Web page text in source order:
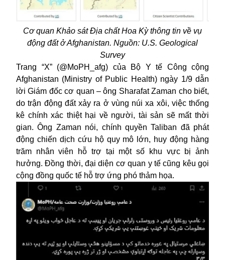
Cơ quan Khảo sát Địa chất Hoa Kỳ thông tin về vụ
động đất ở Afghanistan. Nguồn: U.S. Geological
Survey
Trang “X” (@MoPH_afg) của Bộ Y tế Công cộng
Afghanistan (Ministry of Public Health) ngày 1/9 dẫn
lời Giám đốc cơ quan – ông Sharafat Zaman cho biết,
do trận động đất xảy ra ở vùng núi xa xôi, việc thống
kê chính xác thiệt hại về người, tài sản sẽ mất thời
gian. Ông Zaman nói, chính quyền Taliban đã phát
động chiến dịch cứu hộ quy mô lớn, huy động hàng
trăm nhân viên hỗ trợ tại một số khu vực bị ảnh
hưởng. Đồng thời, đại diện cơ quan y tế cũng kêu gọi
cộng đồng quốc tế hỗ trợ ứng phó thảm họa.